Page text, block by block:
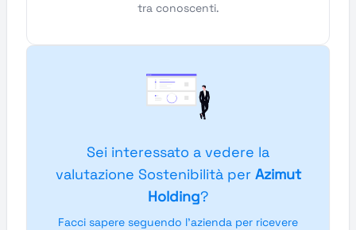
tra conoscenti.
Sei interessato a vedere la
valutazione Sostenibilità per Azimut
Holding?
Facci sapere seguendo l'azienda per ricevere